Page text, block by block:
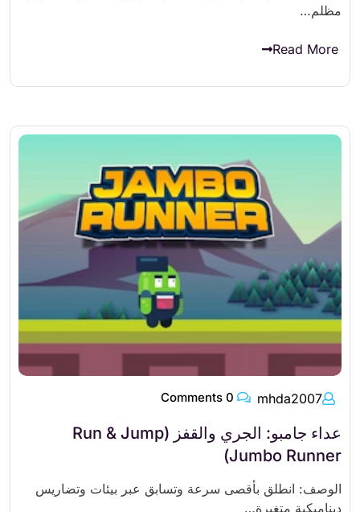
مظلم…
Read More
mhda2007
عداء جامبو: الجري والقفز (Run & Jump
Jumbo Runner)
الوصف: انطلق بأقصى سرعة وتسابق عبر بيئات وتضاريس
ديناميكية متغيرة…